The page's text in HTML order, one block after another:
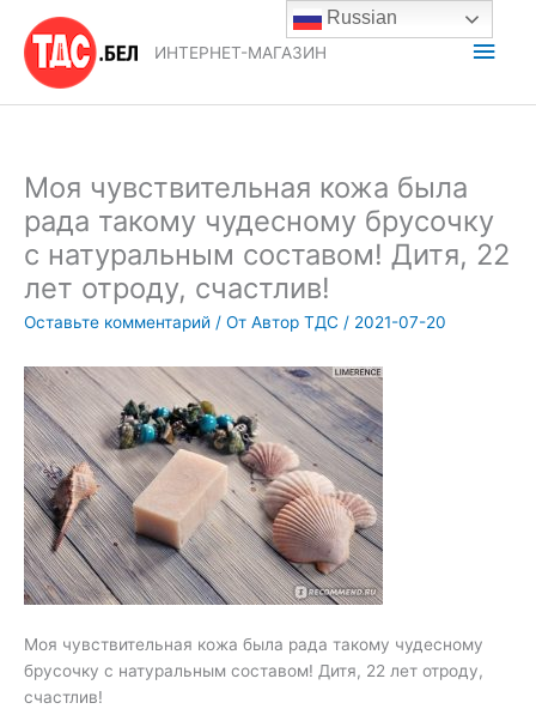
содержимому
ИНТЕРНЕТ-МАГАЗИН
Моя чувствительная кожа была
рада такому чудесному брусочку
с натуральным составом! Дитя, 22
лет отроду, счастлив!
Оставьте комментарий / От Автор ТДС / 2021-07-20
Моя чувствительная кожа была рада такому чудесному
брусочку с натуральным составом! Дитя, 22 лет отроду,
счастлив!
Russian